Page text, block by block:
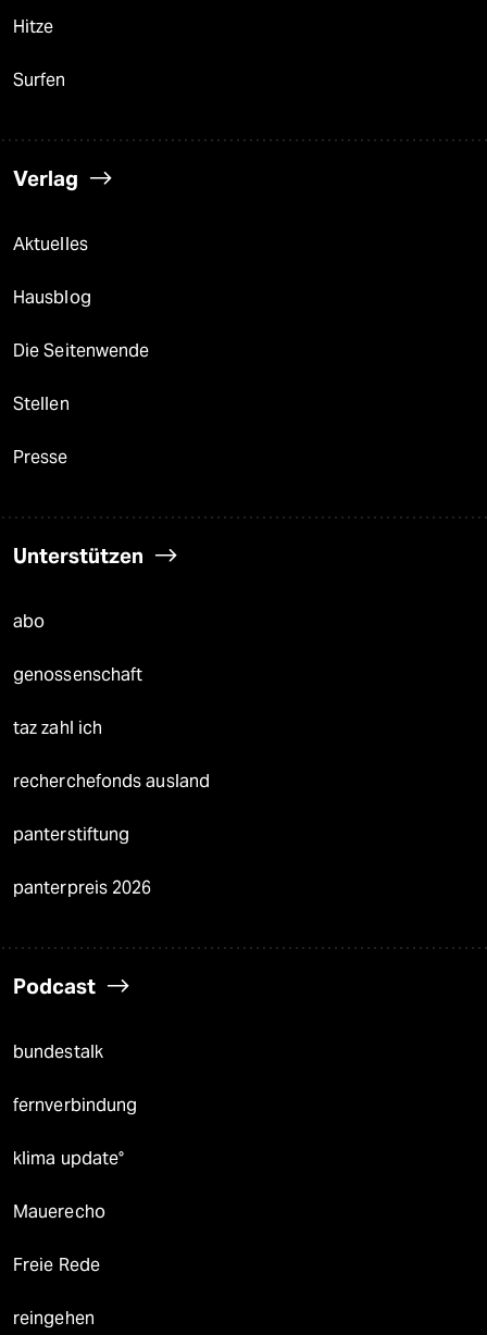
Hitze
Surfen
Verlag
Aktuelles
Hausblog
Die Seitenwende
Stellen
Presse
Unterstützen
abo
genossenschaft
taz zahl ich
recherchefonds ausland
panterstiftung
panterpreis 2026
Podcast
bundestalk
fernverbindung
klima update°
Mauerecho
Freie Rede
reingehen